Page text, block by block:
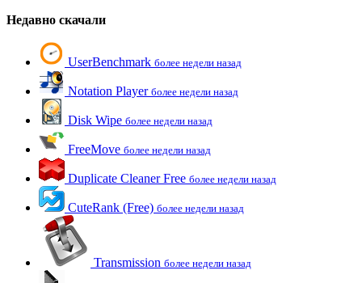
Недавно скачали
UserBenchmark более недели назад
Notation Player более недели назад
Disk Wipe более недели назад
FreeMove более недели назад
Duplicate Cleaner Free более недели назад
CuteRank (Free) более недели назад
Transmission более недели назад